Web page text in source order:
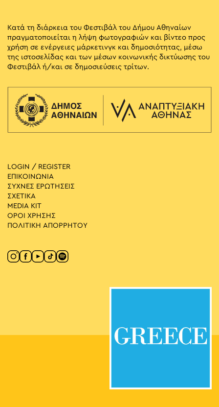
Κατά τη διάρκεια του Φεστιβάλ του Δήμου Αθηναίων
πραγματοποιείται η λήψη φωτογραφιών και βίντεο προς
χρήση σε ενέργειες μάρκετινγκ και δημοσιότητας, μέσω
της ιστοσελίδας και των μέσων κοινωνικής δικτύωσης του
Φεστιβάλ ή/και σε δημοσιεύσεις τρίτων.
LOGIN / REGISTER
ΕΠΙΚΟΙΝΩΝΙΑ
ΣΥΧΝΕΣ ΕΡΩΤΗΣΕΙΣ
ΣΧΕΤΙΚΑ
MEDIA ΚIT
ΟΡΟΙ ΧΡΗΣΗΣ
ΠΟΛΙΤΙΚΗ ΑΠΟΡΡΗΤΟΥ